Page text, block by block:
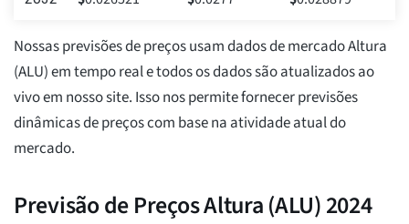
Nossas previsões de preços usam dados de mercado Altura
(ALU) em tempo real e todos os dados são atualizados ao
vivo em nosso site. Isso nos permite fornecer previsões
dinâmicas de preços com base na atividade atual do
mercado.
Previsão de Preços Altura (ALU) 2024